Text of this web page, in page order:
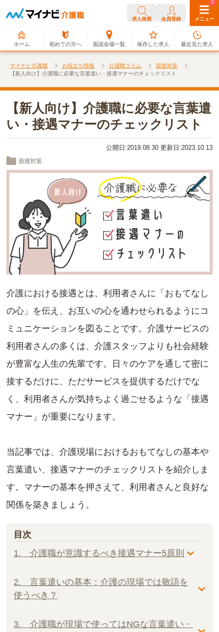
求人検索 会員登録 メニュー
ホーム 初めての方へ 面談会場一覧
0
保存した求人
0
最近見た求人
マイナビ介護職 お役立ち情報 介護職コラム
面接対策
【新人向け】介護職に必要な言葉遣い・接遇マナーのチェックリスト
【新人向け】介護職に必要な言葉遣
い・接遇マナーのチェックリスト
公開日:2019.08.30 更新日:2023.10.13
面接対策
介護における接遇とは、利用者さんに「おもてなし
の心」を伝え、お互いの心を通わせられるようにコ
ミュニケーションを図ることです。介護サービスの
利用者さんの多くは、介護スタッフよりも社会経験
が豊富な人生の先輩です。日々のケアを通して密に
接するだけに、ただサービスを提供するだけでな
く、利用者さんが気持ちよく過ごせるような「接遇
マナー」が重要になります。
当記事では、介護現場におけるおもてなしの基本や
言葉遣い、接遇マナーのチェックリストを紹介しま
す。マナーの基本を押さえて、利用者さんと良好な
関係を築きましょう。
目次
1. 介護職が意識するべき接遇マナー5原則
2. 言葉遣いの基本：介護の現場では敬語を
使うべき？
3. 介護職が現場で使ってはNGな言葉遣い・